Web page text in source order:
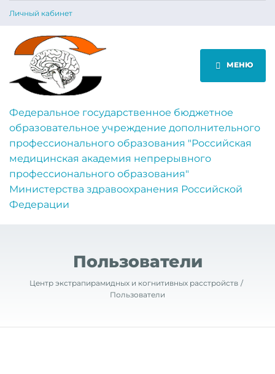
Личный кабинет
МЕНЮ
Федеральное государственное бюджетное
образовательное учреждение дополнительного
профессионального образования "Российская
медицинская академия непрерывного
профессионального образования"
Министерства здравоохранения Российской
Федерации
Пользователи
Центр экстрапирамидных и когнитивных расстройств
Пользователи